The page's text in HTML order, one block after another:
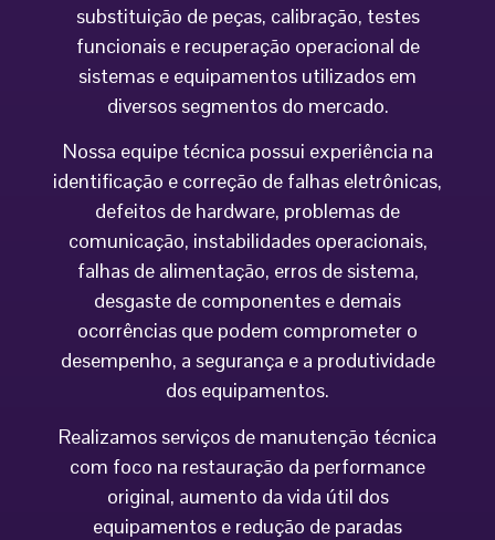
substituição de peças, calibração, testes
funcionais e recuperação operacional de
sistemas e equipamentos utilizados em
diversos segmentos do mercado.
Nossa equipe técnica possui experiência na
identificação e correção de falhas eletrônicas,
defeitos de hardware, problemas de
comunicação, instabilidades operacionais,
falhas de alimentação, erros de sistema,
desgaste de componentes e demais
ocorrências que podem comprometer o
desempenho, a segurança e a produtividade
dos equipamentos.
Realizamos serviços de manutenção técnica
com foco na restauração da performance
original, aumento da vida útil dos
equipamentos e redução de paradas